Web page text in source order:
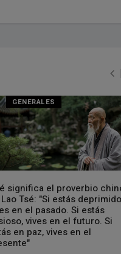
GENERALES
significa el proverbio
Tsé: "Si estás
en el pasado. Si estás
vives en el futuro. Si
en paz, vives en el